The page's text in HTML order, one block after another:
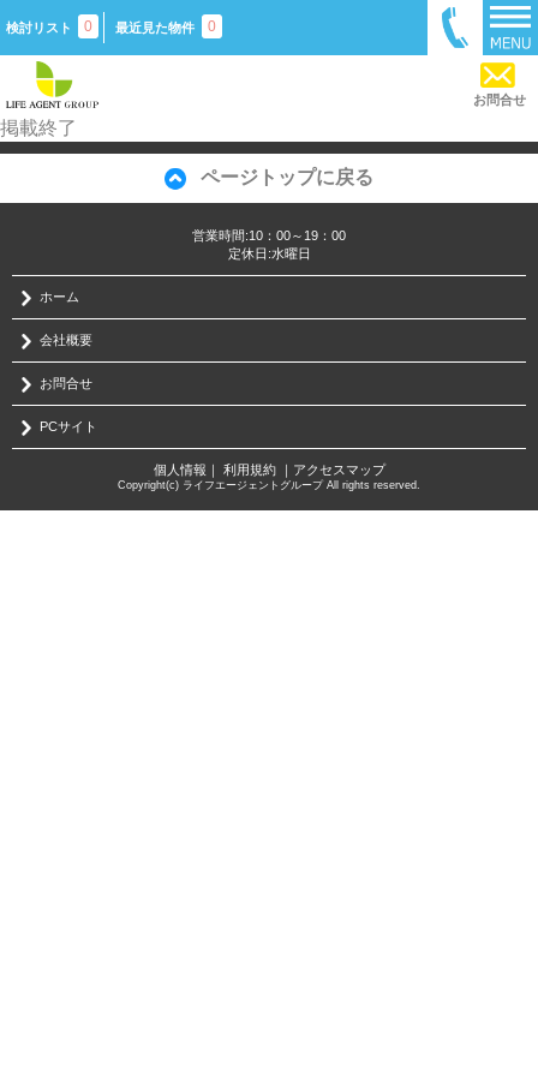
検討リスト 0 最近見た物件 0
お問合せ
掲載終了
ページトップに戻る
営業時間:10：00～19：00
定休日:水曜日
ホーム
会社概要
お問合せ
PCサイト
個人情報 ｜ 利用規約｜ アクセスマップ
Copyright(c) ライフエージェントグループ All rights reserved.